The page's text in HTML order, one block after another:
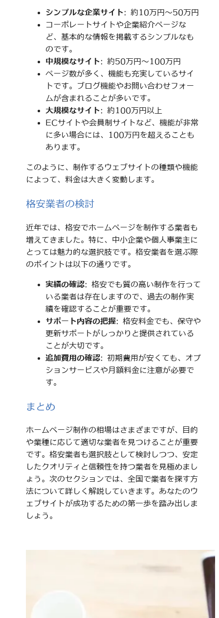
シンプルな企業サイト: 約10万円～50万円
コーポレートサイトや企業紹介ページな
ど、基本的な情報を掲載するシンプルなも
のです。
中規模なサイト: 約50万円～100万円
ページ数が多く、機能も充実しているサイ
トです。ブログ機能やお問い合わせフォー
ムが含まれることが多いです。
大規模なサイト: 約100万円以上
ECサイトや会員制サイトなど、機能が非常
に多い場合には、100万円を超えることも
あります。
このように、制作するウェブサイトの種類や機能
によって、料金は大きく変動します。
格安業者の検討
近年では、格安でホームページを制作する業者も
増えてきました。特に、中小企業や個人事業主に
とっては魅力的な選択肢です。格安業者を選ぶ際
のポイントは以下の通りです。
実績の確認: 格安でも質の高い制作を行って
いる業者は存在しますので、過去の制作実
績を確認することが重要です。
サポート内容の把握: 格安料金でも、保守や
更新サポートがしっかりと提供されている
ことが大切です。
追加費用の確認: 初期費用が安くても、オプ
ションサービスや月額料金に注意が必要で
す。
まとめ
ホームページ制作の相場はさまざまですが、目的
や業種に応じて適切な業者を見つけることが重要
です。格安業者も選択肢として検討しつつ、安定
したクオリティと信頼性を持つ業者を見極めまし
ょう。次のセクションでは、全国で業者を探す方
法について詳しく解説していきます。あなたのウ
ェブサイトが成功するための第一歩を踏み出しま
しょう。